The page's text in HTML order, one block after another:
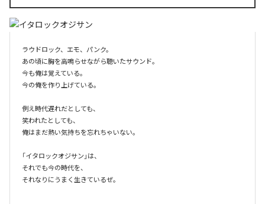
ラウドロック、エモ、パンク。
あの頃に胸を高鳴らせながら聴いたサウンド。
今も俺は覚えている。
今の俺を作り上げている。
例え時代遅れだとしても、
笑われたとしても、
俺はまだ熱い気持ちを忘れちゃいない。
「イタロックオジサン」は、
それでも今の時代を、
それなりにうまく生きているぜ。